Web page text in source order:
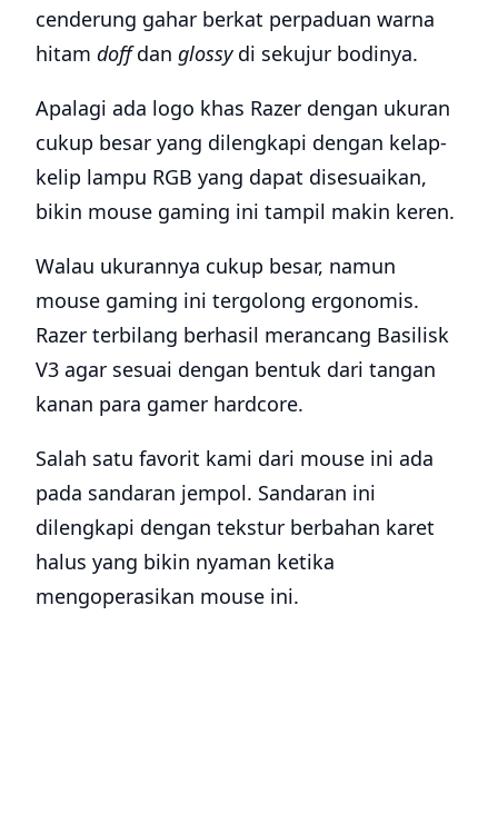
cenderung gahar berkat perpaduan warna
hitam doffdan glossydi sekujur bodinya.
Apalagi ada logo khas Razer dengan ukuran
cukup besar yang dilengkapi dengan kelap-
kelip lampu RGB yang dapat disesuaikan,
bikin mouse gaming ini tampil makin keren.
Walau ukurannya cukup besar, namun
mouse gaming ini tergolong ergonomis.
Razer terbilang berhasil merancang Basilisk
V3 agar sesuai dengan bentuk dari tangan
kanan para gamer hardcore.
Salah satu favorit kami dari mouse ini ada
pada sandaran jempol. Sandaran ini
dilengkapi dengan tekstur berbahan karet
halus yang bikin nyaman ketika
mengoperasikan mouse ini.